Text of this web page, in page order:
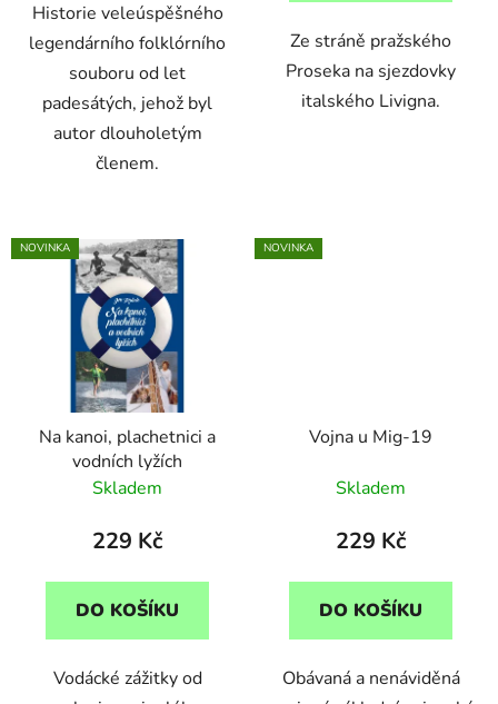
Historie veleúspěšného
legendárního folklórního
souboru od let
padesátých, jehož byl
autor dlouholetým
členem.
Ze stráně pražského
Proseka na sjezdovky
italského Livigna.
NOVINKA
Na kanoi, plachetnici a
vodních lyžích
Skladem
229 Kč
DO KOŠÍKU
Vodácké zážitky od
NOVINKA
Vojna u Mig-19
Skladem
229 Kč
DO KOŠÍKU
Obávaná a nenáviděná